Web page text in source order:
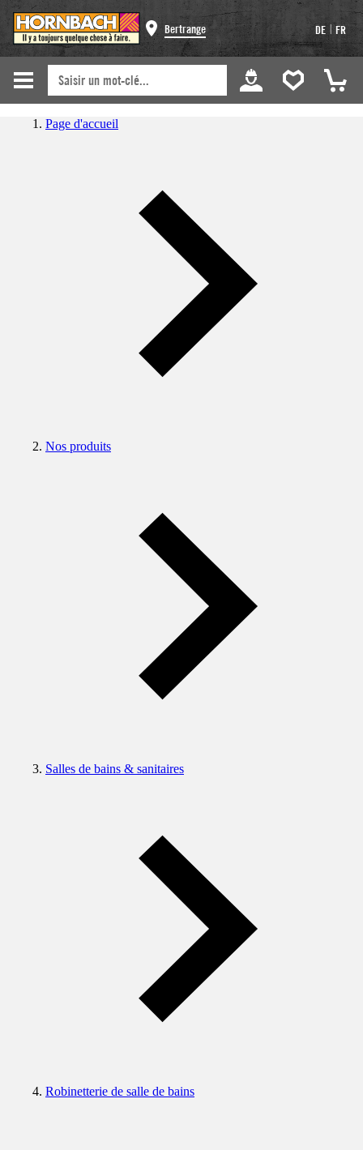
Bertrange DE | FR
Page d'accueil
Nos produits
Salles de bains & sanitaires
Robinetterie de salle de bains